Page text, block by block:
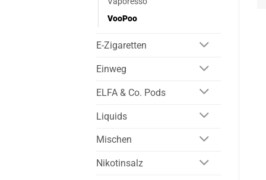
VooPoo
E-Zigaretten
Einweg
ELFA & Co. Pods
Liquids
Mischen
Nikotinsalz